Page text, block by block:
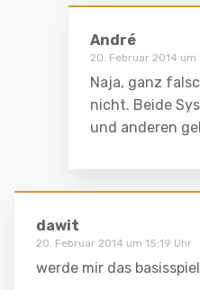
André
20. Februar 2014 um
Naja, ganz
nicht. Beide
und anderen
dawit
20. Februar 2014 um 15:19 Uhr
werde mir das